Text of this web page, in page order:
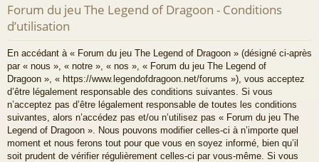
pi s on
r
Forum du jeu The Legend of Dragoon - Conditions
d’utilisation
En accédant à « Forum du jeu The Legend of Dragoon » (désigné ci-après
par « nous », « notre », « nos », « Forum du jeu The Legend of
Dragoon », « https://www.legendofdragoon.net/forums »), vous acceptez
d’être légalement responsable des conditions suivantes. Si vous
n’acceptez pas d’être légalement responsable de toutes les conditions
suivantes, alors n’accédez pas et/ou n’utilisez pas « Forum du jeu The
Legend of Dragoon ». Nous pouvons modifier celles-ci à n’importe quel
moment et nous ferons tout pour que vous en soyez informé, bien qu’il
soit prudent de vérifier régulièrement celles-ci par vous-même. Si vous